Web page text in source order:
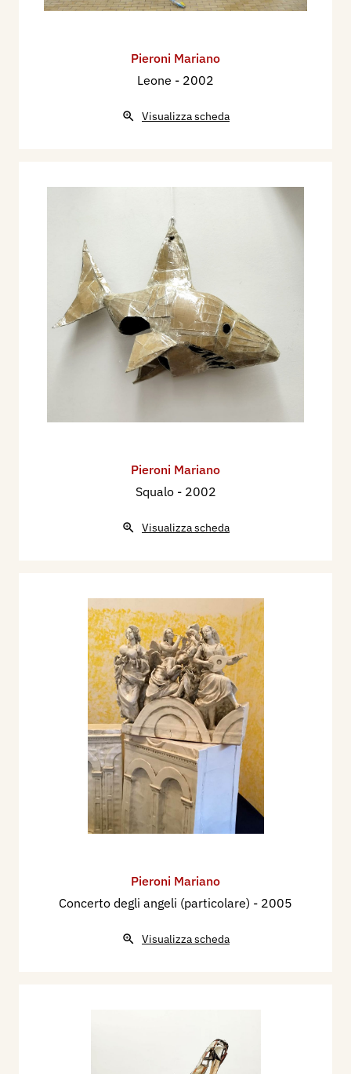
Pieroni Mariano
Leone - 2002
Visualizza scheda
Pieroni Mariano
Squalo - 2002
Visualizza scheda
Pieroni Mariano
Concerto degli angeli (particolare) - 2005
Visualizza scheda